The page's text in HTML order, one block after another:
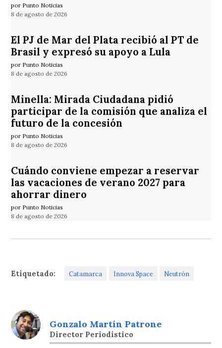
por Punto Noticias
8 de agosto de 2026
El PJ de Mar del Plata recibió al PT de
Brasil y expresó su apoyo a Lula
por Punto Noticias
8 de agosto de 2026
Minella: Mirada Ciudadana pidió
participar de la comisión que analiza el
futuro de la concesión
por Punto Noticias
8 de agosto de 2026
Cuándo conviene empezar a reservar
las vacaciones de verano 2027 para
ahorrar dinero
por Punto Noticias
8 de agosto de 2026
Etiquetado: Catamarca Innova Space Neutrón
Gonzalo Martín Patrone
Director Periodistico